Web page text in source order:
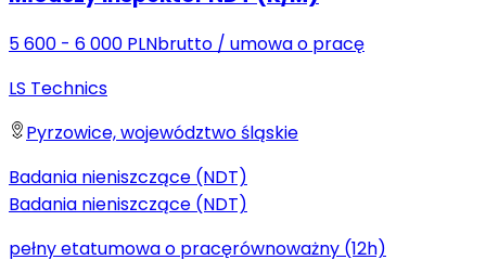
5 600 - 6 000 PLNbrutto / umowa o pracę
LS Technics
Pyrzowice, województwo śląskie
Badania nieniszczące (NDT)
Badania nieniszczące (NDT)
pełny etatumowa o pracęrównoważny (12h)